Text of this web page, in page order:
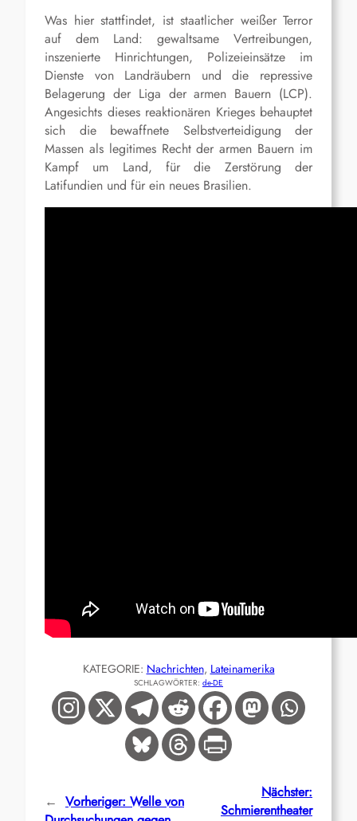
Was hier stattfindet, ist staatlicher weißer Terror
auf dem Land: gewaltsame Vertreibungen,
inszenierte Hinrichtungen, Polizeieinsätze im
Dienste von Landräubern und die repressive
Belagerung der Liga der armen Bauern (LCP).
Angesichts dieses reaktionären Krieges behauptet
sich die bewaffnete Selbstverteidigung der
Massen als legitimes Recht der armen Bauern im
Kampf um Land, für die Zerstörung der
Latifundien und für ein neues Brasilien.
KATEGORIE: Nachrichten, Lateinamerika
SCHLAGWÖRTER: de-DE
← Vorheriger: Welle von
Nächster:
Schmierentheater